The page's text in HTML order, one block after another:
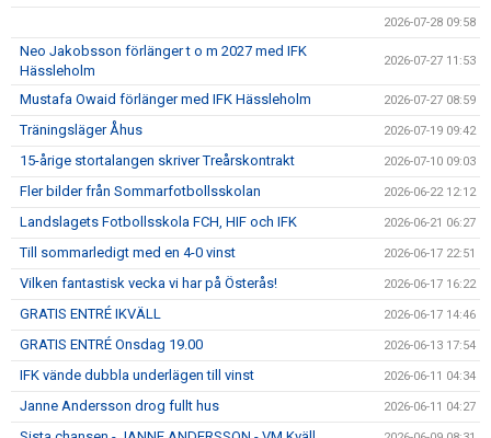
2026-07-28 09:58
Neo Jakobsson förlänger t o m 2027 med IFK
Hässleholm
2026-07-27 11:53
Mustafa Owaid förlänger med IFK Hässleholm 2026-07-27 08:59
Träningsläger Åhus 2026-07-19 09:42
15-årige stortalangen skriver Treårskontrakt 2026-07-10 09:03
Fler bilder från Sommarfotbollsskolan 2026-06-22 12:12
Landslagets Fotbollsskola FCH, HIF och IFK 2026-06-21 06:27
Till sommarledigt med en 4-0 vinst 2026-06-17 22:51
Vilken fantastisk vecka vi har på Österås! 2026-06-17 16:22
GRATIS ENTRÉ IKVÄLL 2026-06-17 14:46
GRATIS ENTRÉ Onsdag 19.00 2026-06-13 17:54
IFK vände dubbla underlägen till vinst 2026-06-11 04:34
Janne Andersson drog fullt hus 2026-06-11 04:27